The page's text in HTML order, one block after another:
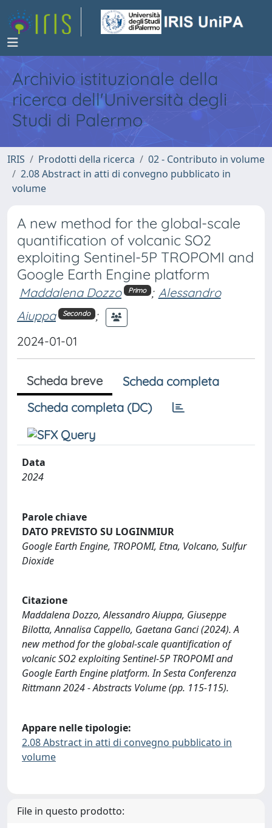
Archivio istituzionale della
ricerca dell'Università degli
Studi di Palermo
IRIS Prodotti della ricerca
02 - Contributo in volume
2.08 Abstract in atti di convegno pubblicato in
volume
A new method for the global-scale
quantification of volcanic SO2
exploiting Sentinel-5P TROPOMI and
Google Earth Engine platform
Maddalena Dozzo Primo ; Alessandro
Aiuppa
Secondo ;
2024-01-01
Scheda breve
Scheda completa
Scheda completa (DC)
Data
2024
Parole chiave
DATO PREVISTO SU LOGINMIUR
Google Earth Engine, TROPOMI, Etna, Volcano, Sulfur
Dioxide
Citazione
Maddalena Dozzo, Alessandro Aiuppa, Giuseppe
Bilotta, Annalisa Cappello, Gaetana Ganci (2024). A
new method for the global-scale quantification of
volcanic SO2 exploiting Sentinel-5P TROPOMI and
Google Earth Engine platform. In Sesta Conferenza
Rittmann 2024 - Abstracts Volume (pp. 115-115).
Appare nelle tipologie:
2.08 Abstract in atti di convegno pubblicato in
volume
File in questo prodotto: